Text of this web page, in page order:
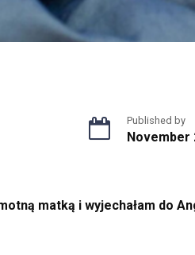
Published by
November
matką i wyjechałam do